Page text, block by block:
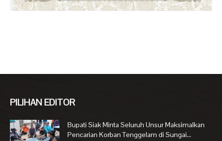
PILIHAN EDITOR
Bupati Siak Minta Seluruh Unsur Maksimalkan
Pencarian Korban Tenggelam di Sungai...